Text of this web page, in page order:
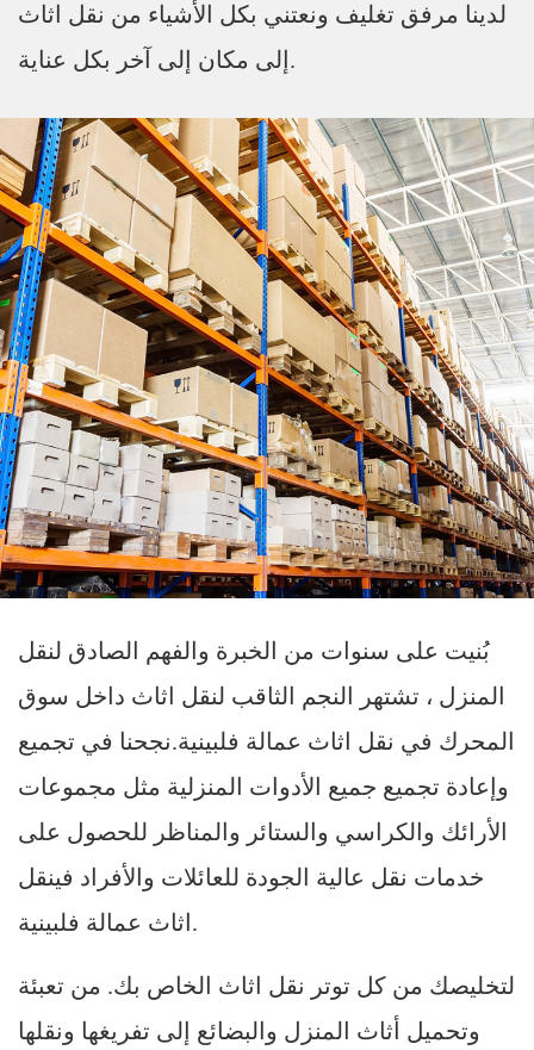
لدينا مرفق تغليف ونعتني بكل الأشياء من نقل اثاث
إلى مكان إلى آخر بكل عناية.
بُنيت على سنوات من الخبرة والفهم الصادق لنقل
المنزل ، تشتهر النجم الثاقب لنقل اثاث داخل سوق
المحرك في نقل اثاث عمالة فلبينية.نجحنا في تجميع
وإعادة تجميع جميع الأدوات المنزلية مثل مجموعات
الأرائك والكراسي والستائر والمناظر للحصول على
خدمات نقل عالية الجودة للعائلات والأفراد فينقل
اثاث عمالة فلبينية.
لتخليصك من كل توتر نقل اثاث الخاص بك. من تعبئة
وتحميل أثاث المنزل والبضائع إلى تفريغها ونقلها